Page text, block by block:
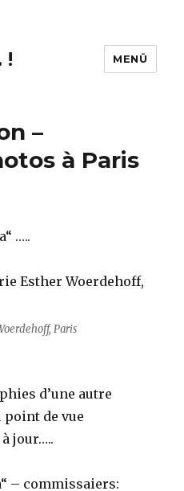
! MENÜ
–
à Paris
…..
Paris
d’une autre
point de vue
jour…..
– commissaiers: